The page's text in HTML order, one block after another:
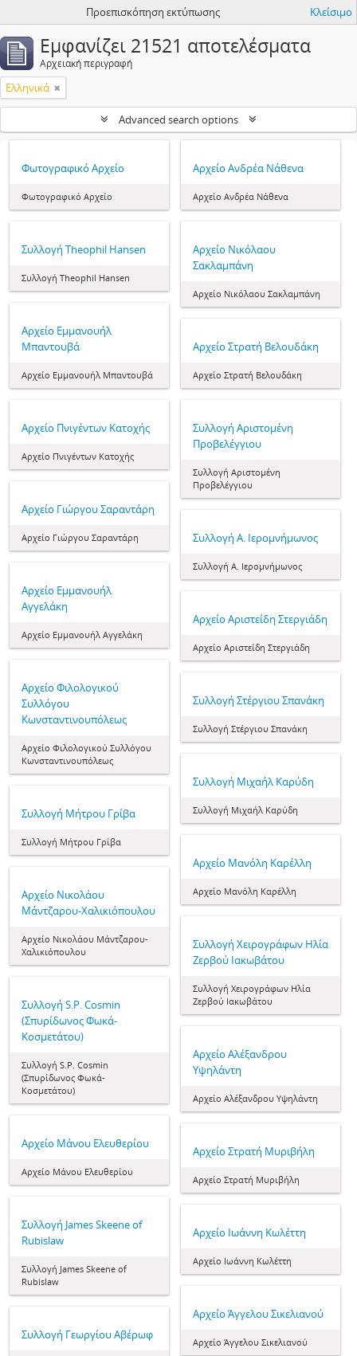
Προεπισκόπηση εκτύπωσης Κλείσιμο
Εμφανίζει 21521 αποτελέσματα
Αρχειακή περιγραφή
Ελληνικά
Advanced search options
Φωτογραφικό Αρχείο
Φωτογραφικό Αρχείο
Αρχείο Ανδρέα Νάθενα
Αρχείο Ανδρέα Νάθενα
Συλλογή Theophil Hansen
Συλλογή Theophil Hansen
Αρχείο Νικόλαου
Σακλαμπάνη
Αρχείο Νικόλαου Σακλαμπάνη
Αρχείο Εμμανουήλ
Μπαντουβά
Αρχείο Εμμανουήλ Μπαντουβά
Αρχείο Στρατή Βελουδάκη
Αρχείο Στρατή Βελουδάκη
Αρχείο Πνιγέντων Κατοχής
Αρχείο Πνιγέντων Κατοχής
Συλλογή Αριστομένη
Προβελέγγιου
Συλλογή Αριστομένη
Προβελέγγιου
Αρχείο Γιώργου Σαραντάρη
Αρχείο Γιώργου Σαραντάρη Συλλογή Α. Ιερομνήμωνος
Συλλογή Α. Ιερομνήμωνος
Αρχείο Εμμανουήλ
Αγγελάκη
Αρχείο Εμμανουήλ Αγγελάκη
Αρχείο Αριστείδη Στεργιάδη
Αρχείο Αριστείδη Στεργιάδη
Αρχείο Φιλολογικού
Συλλόγου
Κωνσταντινουπόλεως
Αρχείο Φιλολογικού Συλλόγου
Κωνσταντινουπόλεως
Συλλογή Στέργιου Σπανάκη
Συλλογή Στέργιου Σπανάκη
Συλλογή Μιχαήλ Καρύδη
Συλλογή Μιχαήλ Καρύδη
Συλλογή Μήτρου Γρίβα
Συλλογή Μήτρου Γρίβα
Αρχείο Μανόλη Καρέλλη
Αρχείο Μανόλη Καρέλλη
Αρχείο Νικολάου
Μάντζαρου-Χαλικιόπουλου
Αρχείο Νικολάου Μάντζαρου-
Χαλικιόπουλου
Συλλογή Χειρογράφων Ηλία
Ζερβού Ιακωβάτου
Συλλογή Χειρογράφων Ηλία
Ζερβού Ιακωβάτου
Συλλογή S.P. Cosmin
(Σπυρίδωνος Φωκά-
Κοσμετάτου)
Συλλογή S.P. Cosmin
(Σπυρίδωνος Φωκά-
Κοσμετάτου)
Αρχείο Αλέξανδρου
Υψηλάντη
Αρχείο Αλέξανδρου Υψηλάντη
Αρχείο Μάνου Ελευθερίου
Αρχείο Μάνου Ελευθερίου
Αρχείο Στρατή Μυριβήλη
Αρχείο Στρατή Μυριβήλη
Συλλογή James Skeene of
Rubislaw
Συλλογή James Skeene of
Rubislaw
Αρχείο Ιωάννη Κωλέττη
Αρχείο Ιωάννη Κωλέττη
Αρχείο Άγγελου Σικελιανού
Αρχείο Άγγελου Σικελιανού
Συλλογή Γεωργίου Αβέρωφ